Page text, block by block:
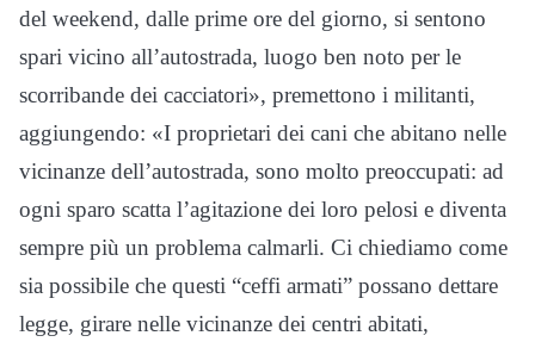
del weekend, dalle prime ore del giorno, si sentono
spari vicino all’autostrada, luogo ben noto per le
scorribande dei cacciatori», premettono i militanti,
aggiungendo: «I proprietari dei cani che abitano nelle
vicinanze dell’autostrada, sono molto preoccupati: ad
ogni sparo scatta l’agitazione dei loro pelosi e diventa
sempre più un problema calmarli. Ci chiediamo come
sia possibile che questi “ceffi armati” possano dettare
legge, girare nelle vicinanze dei centri abitati,